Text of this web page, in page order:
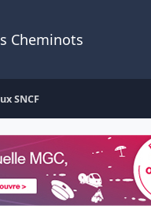
Cheminots
SNCF